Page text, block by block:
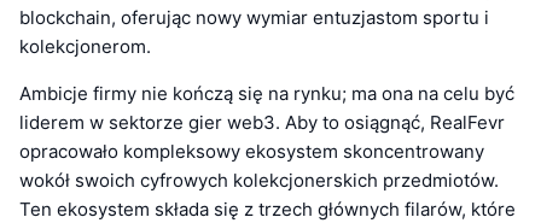
blockchain, oferując nowy wymiar entuzjastom sportu i
kolekcjonerom.
Ambicje firmy nie kończą się na rynku; ma ona na celu być
liderem w sektorze gier web3. Aby to osiągnąć, RealFevr
opracowało kompleksowy ekosystem skoncentrowany
wokół swoich cyfrowych kolekcjonerskich przedmiotów.
Ten ekosystem składa się z trzech głównych filarów, które